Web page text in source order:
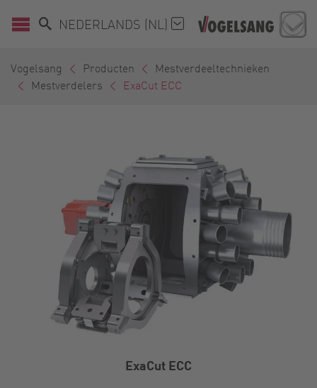
NEDERLANDS (NL)
Vogelsang Producten
Mestverdeeltechnieken
Mestverdelers
ExaCut ECC
ExaCut ECC